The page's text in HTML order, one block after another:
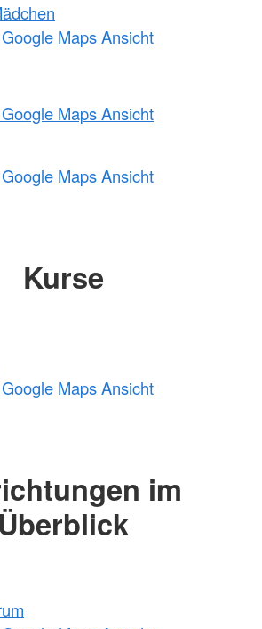
Maps Ansicht
Maps Ansicht
Maps Ansicht
Kurse
Maps Ansicht
im
Überblick